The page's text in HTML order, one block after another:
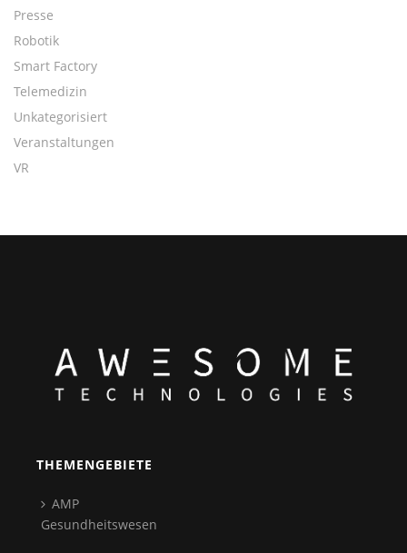
Presse
Robotik
Smart Factory
Telemedizin
Unkategorisiert
Veranstaltungen
VR
THEMENGEBIETE
AMP
Gesundheitswesen